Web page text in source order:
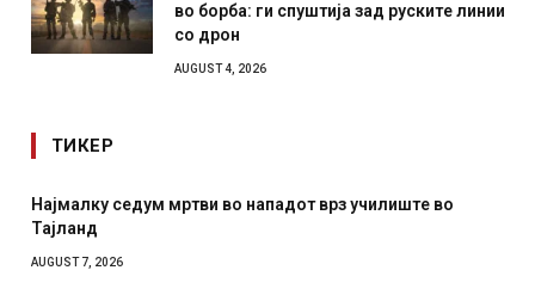
во борба: ги спуштија зад руските линии
со дрон
AUGUST 4, 2026
ТИКЕР
Најмалку седум мртви во нападот врз училиште во
Тајланд
AUGUST 7, 2026